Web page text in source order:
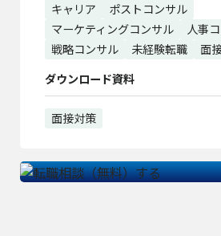
キャリア
ポストコンサル
マーケティングコンサル
人事
戦略コンサル
未経験転職
面
ダウンロード資料
面接対策